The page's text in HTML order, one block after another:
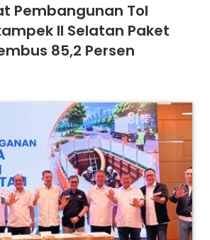
Pembangunan Tol
II Selatan Paket
85,2 Persen